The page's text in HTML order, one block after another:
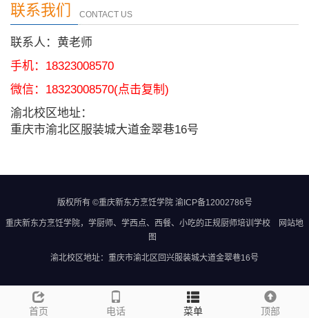
联系我们 CONTACT US
联系人：黄老师
手机：18323008570
微信： 18323008570(点击复制)
渝北校区地址：
重庆市渝北区服装城大道金翠巷16号
首页 电话 菜单 顶部
版权所有 ©重庆新东方烹饪学院 渝ICP备12002786号
重庆新东方烹饪学院，学厨师、学西点、西餐、小吃的正规厨师培训学校
网站地
图
渝北校区地址：重庆市渝北区回兴服装城大道金翠巷16号